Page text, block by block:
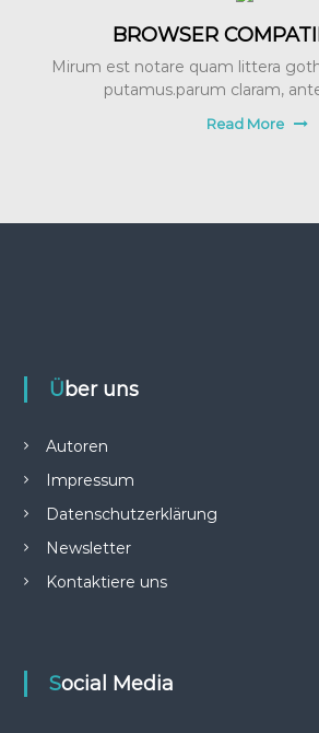
BROWSER
Mirum est notare quam littera
putamus.parum claram,
Read More
Über uns
Autoren
Impressum
Datenschutzerklärung
Newsletter
Kontaktiere uns
Social Media